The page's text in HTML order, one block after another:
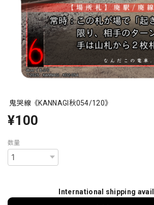
鬼哭線《KANNAGI秋054/120》
¥100
数量
International shipping